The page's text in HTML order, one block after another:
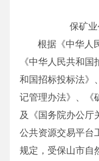
保矿
根据《中华人
《中华人民共和
和国招标投标法》
记管理办法》、《
及《国务院办公厅
公共资源交易平台
规定，受保山市自